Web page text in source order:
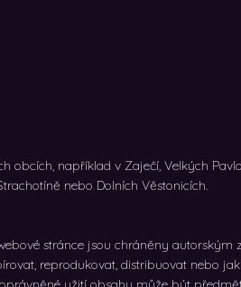
obcích, například v Zaječí, Velkých
nebo Dolních Věstonicích.
stránce jsou chráněny autorským
reprodukovat, distribuovat nebo